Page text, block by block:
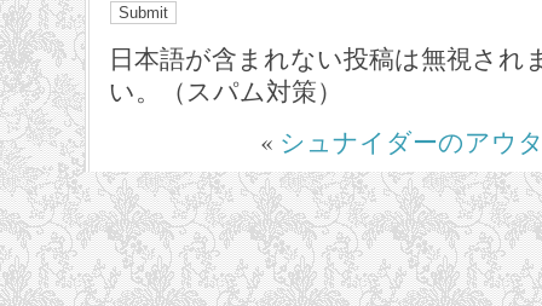
日本語が含まれない投稿は無視され
い。（スパム対策）
« シュナイダーのアウ